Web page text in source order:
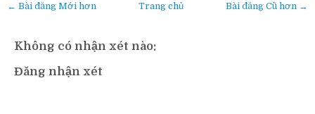
← Bài đăng Mới hơn Bài đăng Cũ hơn →
Trang chủ
Không có nhận xét nào:
Đăng nhận xét